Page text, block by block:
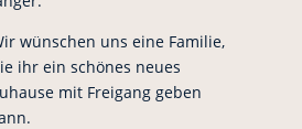
wünschen uns eine Familie,
ihr ein schönes neues
mit Freigang geben